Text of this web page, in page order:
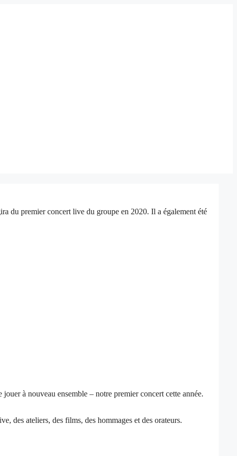
du premier concert live du groupe en 2020. Il a également été
à nouveau ensemble – notre premier concert cette année.
des ateliers, des films, des hommages et des orateurs.